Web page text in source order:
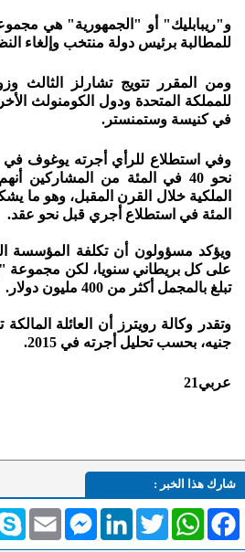
للمطالبة برئيس دولة منتخب وإلغاء
ومن المقرر تتويج تشارلز الثالث
في كنيسة وستمنستر.
نحو 40 في المئة من المشاركين
المئة في استطلاع أجري قبل نحو عقد.
على كل بريطاني سنويا، لكن مجموعة
تبلغ بالمجمل أكثر من 400 مليون دولار.
جنيه، بحسب تحليل أجرته في 2015.
عربي21
شارك هذا الخبر :
Email
MessengerLinkedInTwitterWhatsAppFacebook